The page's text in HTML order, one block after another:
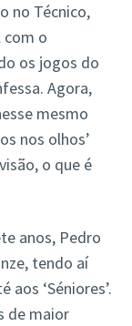
no Técnico,
o
os jogos do
Agora,
mesmo
nos olhos’
o que é
anos, Pedro
tendo aí
‘Séniores’.
de maior